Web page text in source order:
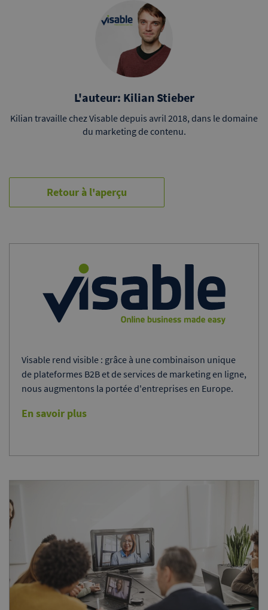
L'auteur: Kilian Stieber
Kilian travaille chez Visable depuis avril 2018, dans le domaine
du marketing de contenu.
Retour à l'aperçu
Visable rend visible : grâce à une combinaison unique
de plateformes B2B et de services de marketing en ligne,
nous augmentons la portée d'entreprises en Europe.
En savoir plus